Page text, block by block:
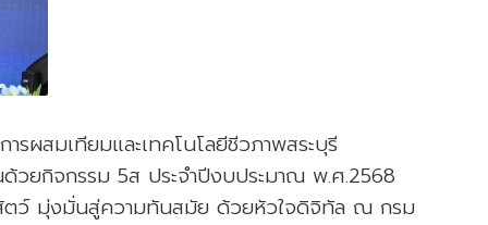
ผสมเทียมและเทคโนโลยีชีวภาพสระบุรี
ด้วยกิจกรรม 5ส ประจำปีงบประมาณ พ.ศ.2568
ว์ มุ่งมั่นสู่ความทันสมัย ด้วยหัวใจดิจิทัล ณ กรม